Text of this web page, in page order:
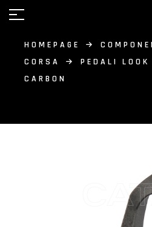
HOMEPAGE
CORSA
PEDALI
CARBON